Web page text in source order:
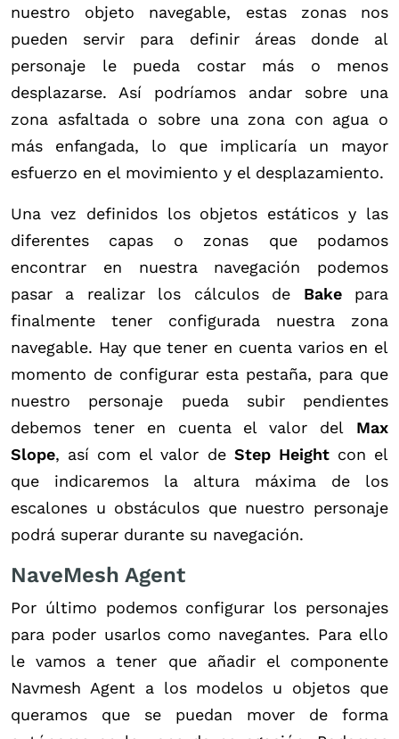
nuestro objeto navegable, estas zonas nos
pueden servir para definir áreas donde al
personaje le pueda costar más o menos
desplazarse. Así podríamos andar sobre una
zona asfaltada o sobre una zona con agua o
más enfangada, lo que implicaría un mayor
esfuerzo en el movimiento y el desplazamiento.
Una vez definidos los objetos estáticos y las
diferentes capas o zonas que podamos
encontrar en nuestra navegación podemos
pasar a realizar los cálculos de Bake para
finalmente tener configurada nuestra zona
navegable. Hay que tener en cuenta varios en el
momento de configurar esta pestaña, para que
nuestro personaje pueda subir pendientes
debemos tener en cuenta el valor del Max
Slope, así com el valor de Step Heightcon el
que indicaremos la altura máxima de los
escalones u obstáculos que nuestro personaje
podrá superar durante su navegación.
NaveMesh Agent
Por último podemos configurar los personajes
para poder usarlos como navegantes. Para ello
le vamos a tener que añadir el componente
Navmesh Agent a los modelos u objetos que
queramos que se puedan mover de forma